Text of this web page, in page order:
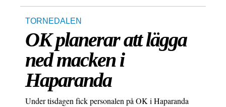
TORNEDALEN
OK planerar att lägga
ned macken i
Haparanda
Under tisdagen fick personalen på OK i Haparanda